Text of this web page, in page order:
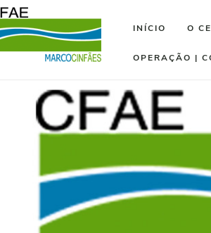
INÍCIO O
OPERAÇÃO |